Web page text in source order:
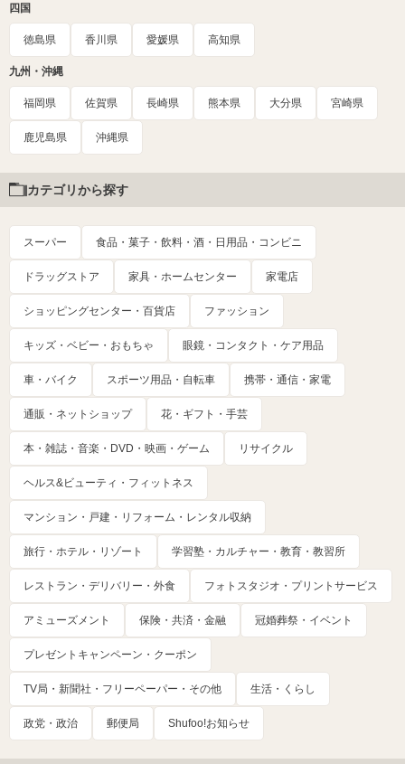
四国
徳島県 香川県 愛媛県 高知県
九州・沖縄
福岡県 佐賀県 長崎県 熊本県 大分県 宮崎県
鹿児島県 沖縄県
カテゴリから探す
スーパー 食品・菓子・飲料・酒・日用品・コンビニ
ドラッグストア 家具・ホームセンター 家電店
ショッピングセンター・百貨店 ファッション
キッズ・ベビー・おもちゃ 眼鏡・コンタクト・ケア用品
車・バイク スポーツ用品・自転車 携帯・通信・家電
通販・ネットショップ 花・ギフト・手芸
本・雑誌・音楽・DVD・映画・ゲーム リサイクル
ヘルス&ビューティ・フィットネス
マンション・戸建・リフォーム・レンタル収納
旅行・ホテル・リゾート 学習塾・カルチャー・教育・教習所
レストラン・デリバリー・外食 フォトスタジオ・プリントサービス
アミューズメント 保険・共済・金融 冠婚葬祭・イベント
プレゼントキャンペーン・クーポン
TV局・新聞社・フリーペーパー・その他 生活・くらし
政党・政治 郵便局 Shufoo!お知らせ